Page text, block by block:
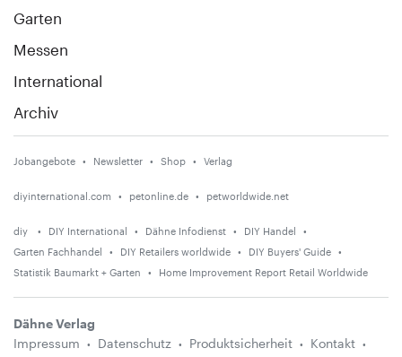
Garten
Messen
International
Archiv
Jobangebote Newsletter Shop Verlag
diyinternational.com petonline.de petworldwide.net
diy DIY International Dähne Infodienst
DIY Handel
Garten Fachhandel
DIY Retailers worldwide
DIY Buyers' Guide
Statistik Baumarkt + Garten
Home Improvement Report Retail Worldwide
Dähne Verlag
Impressum
Datenschutz Produktsicherheit
Kontakt